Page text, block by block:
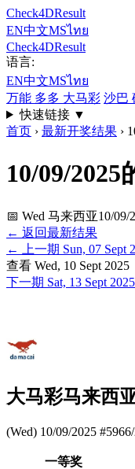
Check4DResult
EN中文MSไทย
Check4DResult
语言:
EN中文MSไทย
万能 多多 大马彩 沙巴
快速链接 ▼
首页 › 最新开奖结果 ›
10/09/2025
📅 Wed 马来西亚10/09/
← 返回最新结果
←
上一期 Sun, 07 Sept
查看 Wed, 10 Sept 2025
下一期 Sat, 13 Sept 2025
大马彩马来西
(Wed) 10/09/2025
一等奖